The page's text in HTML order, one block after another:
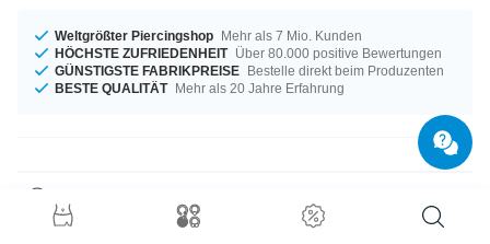
Weltgrößter Piercingshop Mehr als 7 Mio. Kunden
HÖCHSTE ZUFRIEDENHEIT Über 80.000 positive Bewertungen
GÜNSTIGSTE FABRIKPREISE Bestelle direkt beim Produzenten
BESTE QUALITÄT Mehr als 20 Jahre Erfahrung
Egal in welcher Größe ihr euch diesen Tunnel holt, der Kristallstein